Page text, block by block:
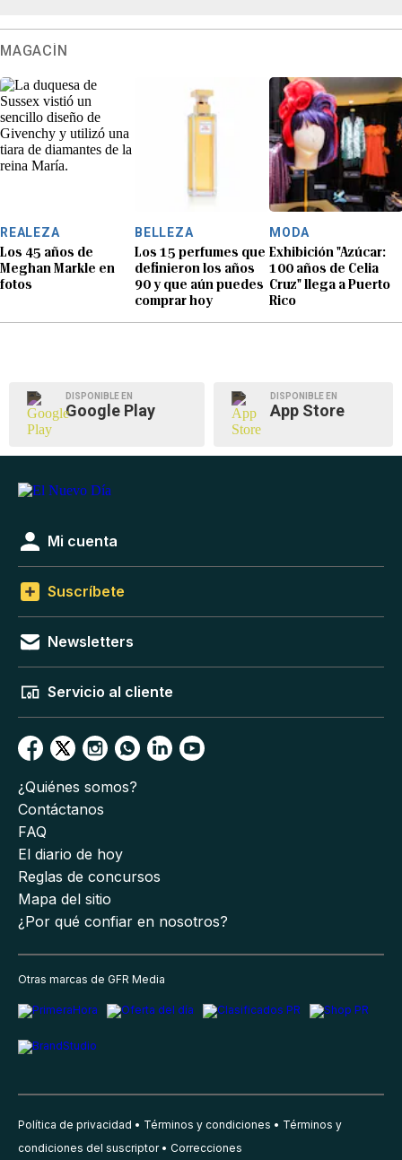
MAGACÍN
REALEZA
Los 45 años de
Meghan Markle en
fotos
BELLEZA
Los 15 perfumes que
definieron los años
90 y que aún puedes
comprar hoy
MODA
Exhibición "Azúcar:
100 años de Celia
Cruz" llega a Puerto
Rico
DISPONIBLE EN
Google Play
DISPONIBLE EN
App Store
Mi cuenta
Suscríbete
Newsletters
Servicio al cliente
¿Quiénes somos?
Contáctanos
FAQ
El diario de hoy
Reglas de concursos
Mapa del sitio
¿Por qué confiar en nosotros?
Otras marcas de GFR Media
Política de privacidad Términos y condiciones
Términos y
condiciones del suscriptor
Correcciones